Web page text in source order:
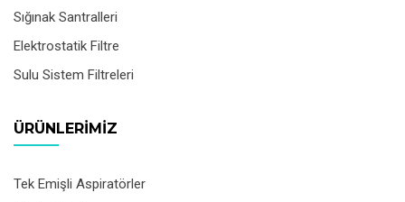
Sığınak Santralleri
Elektrostatik Filtre
Sulu Sistem Filtreleri
ÜRÜNLERIMIZ
Tek Emişli Aspiratörler